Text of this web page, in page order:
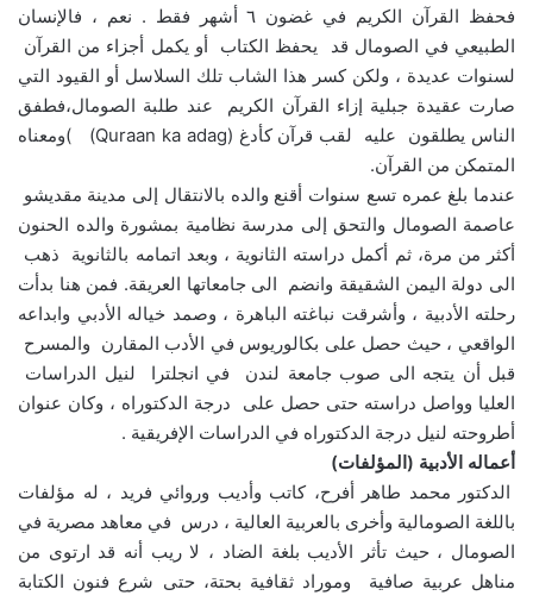
فحفظ القرآن الكريم في غضون ٦ أشهر فقط . نعم ، فالإنسان
الطبيعي في الصومال قد يحفظ الكتاب أو يكمل أجزاء من القرآن
لسنوات عديدة ، ولكن كسر هذا الشاب تلك السلاسل أو القيود التي
صارت عقيدة جبلية إزاء القرآن الكريم عند طلبة الصومال،فطفق
الناس يطلقون عليه لقب قرآن كأدغ (Quraan ka adag) )ومعناه
المتمكن من القرآن.
عندما بلغ عمره تسع سنوات أقنع والده بالانتقال إلى مدينة مقديشو
عاصمة الصومال والتحق إلى مدرسة نظامية بمشورة والده الحنون
أكثر من مرة، ثم أكمل دراسته الثانوية ، وبعد اتمامه بالثانوية ذهب
الى دولة اليمن الشقيقة وانضم الى جامعاتها العريقة. فمن هنا بدأت
رحلته الأدبية ، وأشرقت نباغته الباهرة ، وصمد خياله الأدبي وابداعه
الواقعي ، حيث حصل على بكالوريوس في الأدب المقارن والمسرح
قبل أن يتجه الى صوب جامعة لندن في انجلترا لنيل الدراسات
العليا وواصل دراسته حتى حصل على درجة الدكتوراه ، وكان عنوان
أطروحته لنيل درجة الدكتوراه في الدراسات الإفريقية .
أعماله الأدبية (المؤلفات)
الدكتور محمد طاهر أفرح، كاتب وأديب وروائي فريد ، له مؤلفات
باللغة الصومالية وأخرى بالعربية العالية ، درس في معاهد مصرية في
الصومال ، حيث تأثر الأديب بلغة الضاد ، لا ريب أنه قد ارتوى من
مناهل عربية صافية وموراد ثقافية بحتة، حتى شرع فنون الكتابة